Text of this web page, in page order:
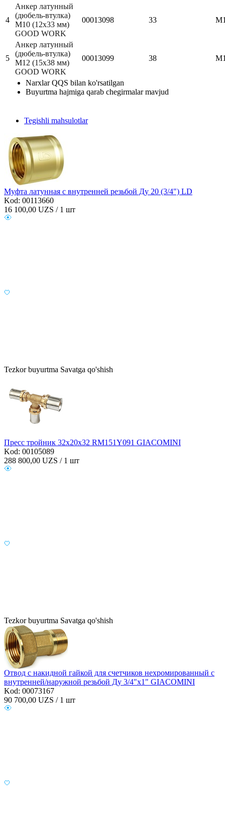
4
Анкер латунный
(дюбель-втулка)
М10 (12х33 мм)
GOOD WORK
00013098 33
5
Анкер латунный
(дюбель-втулка)
М12 (15х38 мм)
GOOD WORK
00013099 38
Narxlar QQS bilan ko'rsatilgan
Buyurtma hajmiga qarab chegirmalar mavjud
Tegishli mahsulotlar
Муфта латунная с внутренней резьбой Ду 20 (3/4") LD
Kod: 00113660
16 100,00 UZS / 1 шт
Tezkor buyurtma Savatga qo'shish
Пресс тройник 32х20х32 RM151Y091 GIACOMINI
Kod: 00105089
288 800,00 UZS / 1 шт
Tezkor buyurtma Savatga qo'shish
Отвод с накидной гайкой для счетчиков нехромированный с
внутренней/наружной резьбой Ду 3/4"х1" GIACOMINI
Kod: 00073167
90 700,00 UZS / 1 шт